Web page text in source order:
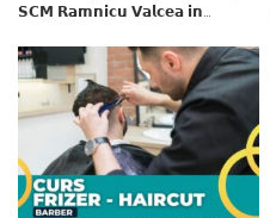
𝗦𝗖𝗠 𝗥𝗮𝗺𝗻𝗶𝗰𝘂 𝗩𝗮𝗹𝗰𝗲𝗮 𝗶𝗻
𝗳𝗶𝗻𝗮𝗻𝘁𝗮𝘁𝗼𝗿